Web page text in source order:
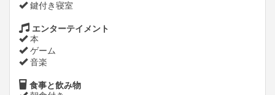
鍵付き寝室
エンターテイメント
本
ゲーム
音楽
食事と飲み物